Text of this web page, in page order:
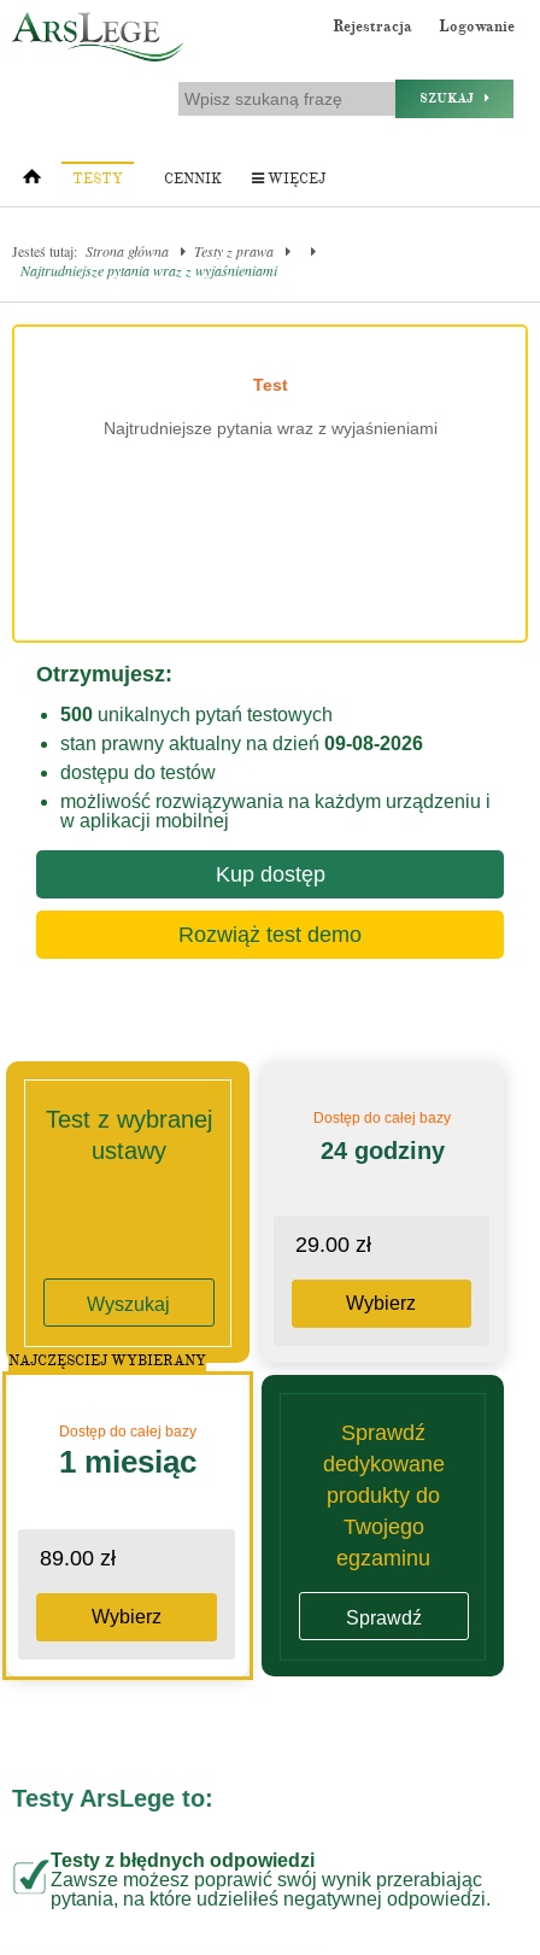
Rejestracja Logowanie
SZUKAJ
TESTY CENNIK WIĘCEJ
Jesteś tutaj: Strona główna
Testy z prawa
Najtrudniejsze pytania wraz z wyjaśnieniami
Test
Najtrudniejsze pytania wraz z wyjaśnieniami
Otrzymujesz:
500 unikalnych pytań testowych
stan prawny aktualny na dzień 09-08-2026
dostępu do testów
możliwość rozwiązywania na każdym urządzeniu i
w aplikacji mobilnej
Kup dostęp
Rozwiąż test demo
Test z wybranej
ustawy
Wyszukaj
Dostęp do całej bazy
24 godziny
29.00 zł
Wybierz
Dostęp do całej bazy
1 miesiąc
89.00 zł
Wybierz
NAJCZĘSCIEJ WYBIERANY
Sprawdź
dedykowane
produkty do
Twojego
egzaminu
Sprawdź
Testy ArsLege to:
Testy z błędnych odpowiedzi
Zawsze możesz poprawić swój wynik przerabiając
pytania, na które udzieliłeś negatywnej odpowiedzi.